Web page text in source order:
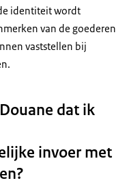
identiteit wordt
van de goederen
vaststellen bij
dat ik
invoer met